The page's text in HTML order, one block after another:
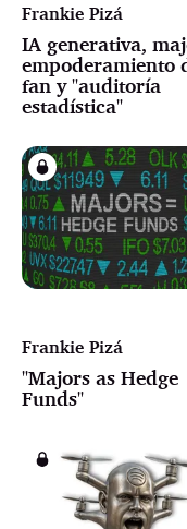
Frankie Pizá
IA generativa,
empoderamiento
fan y "auditoría
estadística"
Frankie Pizá
"Majors as Hedge
Funds"